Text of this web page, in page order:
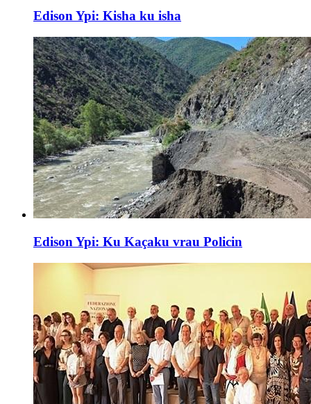
Edison Ypi: Kisha ku isha
Edison Ypi: Ku Kaçaku vrau Policin